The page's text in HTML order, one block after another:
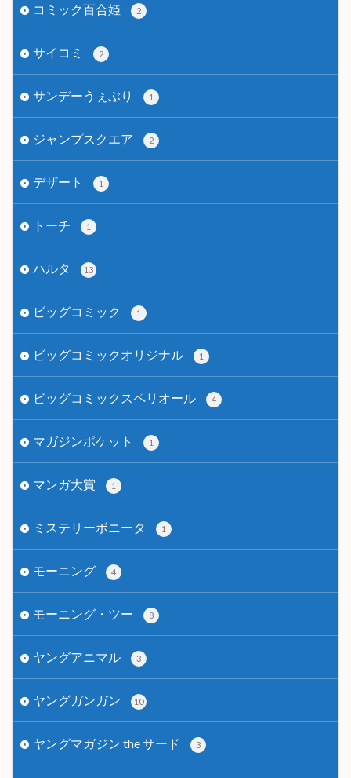
コミック百合姫 2
サイコミ 2
サンデーうぇぶり 1
ジャンプスクエア 2
デザート 1
トーチ 1
ハルタ 13
ビッグコミック 1
ビッグコミックオリジナル 1
ビッグコミックスペリオール 4
マガジンポケット 1
マンガ大賞 1
ミステリーボニータ 1
モーニング 4
モーニング・ツー 8
ヤングアニマル 3
ヤングガンガン 10
ヤングマガジン the サード 3